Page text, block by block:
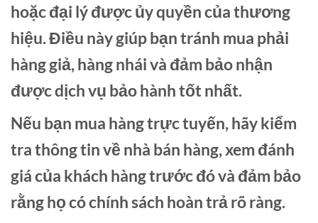
hoặc đại lý được ủy quyền của thương
hiệu. Điều này giúp bạn tránh mua phải
hàng giả, hàng nhái và đảm bảo nhận
được dịch vụ bảo hành tốt nhất.
Nếu bạn mua hàng trực tuyến, hãy kiểm
tra thông tin về nhà bán hàng, xem đánh
giá của khách hàng trước đó và đảm bảo
rằng họ có chính sách hoàn trả rõ ràng.